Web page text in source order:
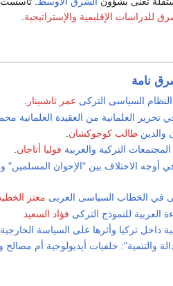
للدراسات الإقليمية والإستراتيجية
نامة
النظام السياسى التركى عمر تاشبينار
تحرير العلمانية من العقيدة العلمانية
والدين طالب كوجوكشان
التركية والعربية فوليا أتاجان.
أوجه الاختلاف بين "الإخوان المسلمين"
في الخطاب السياسى العربى معتز
العربية للنموذج التركى فؤاد السعيد
داخل تركيا وأثرها على السياسة الخارجية
والتنمية": خلفيات أيديولوجية أم مصالح